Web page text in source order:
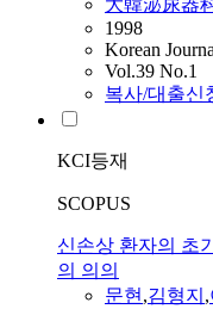
大韓泌尿器
1998
Korean
Vol.39 No.1
복사/대출신
KCI등재
SCOPUS
신손상 환자의 초
의 의의
문현,김형지 ,